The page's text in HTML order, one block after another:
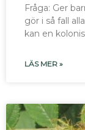
Fråga: Ger
gör i så fall
kan en
LÄS MER »